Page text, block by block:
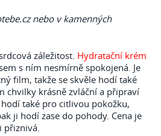
nebo v kamenných
záležitost. Hydratační krém
s ním nesmírně spokojená. Je
film, takže se skvěle hodí také
chvilky krásně zvláční a připraví
také pro citlivou pokožku,
ji hodí zase do pohody. Cena je
přiznivá.